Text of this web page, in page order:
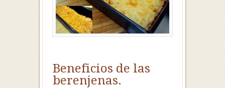
Beneficios de las
berenjenas.